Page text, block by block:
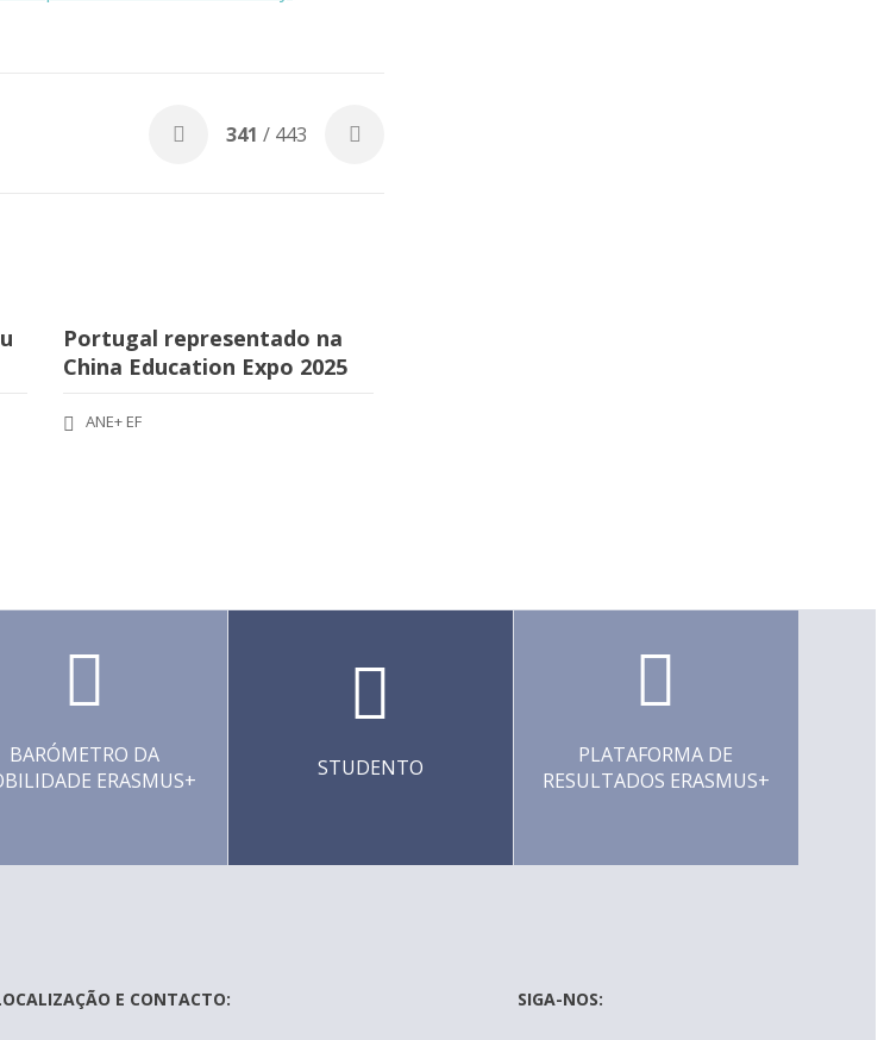
341 / 443
Portugal representado na
China Education Expo 2025
ANE+ EF
BARÓMETRO DA
ERASMUS+
STUDENTO
PLATAFORMA DE
RESULTADOS ERASMUS+
E CONTACTO: SIGA-NOS: